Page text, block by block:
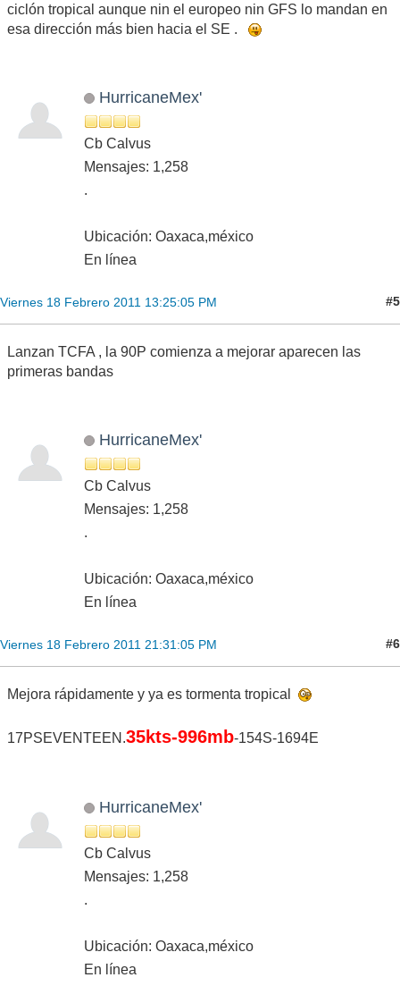
ciclón tropical aunque nin el europeo nin GFS lo mandan en
esa dirección más bien hacia el SE .
HurricaneMex'
Cb Calvus
Mensajes: 1,258
.
Ubicación: Oaxaca,méxico
En línea
Viernes 18 Febrero 2011 13:25:05 PM #5
Lanzan TCFA , la 90P comienza a mejorar aparecen las
primeras bandas
HurricaneMex'
Cb Calvus
Mensajes: 1,258
.
Ubicación: Oaxaca,méxico
En línea
Viernes 18 Febrero 2011 21:31:05 PM #6
Mejora rápidamente y ya es tormenta tropical
17PSEVENTEEN.35kts-996mb-154S-1694E
HurricaneMex'
Cb Calvus
Mensajes: 1,258
.
Ubicación: Oaxaca,méxico
En línea